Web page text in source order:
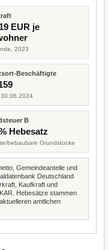
EUR je
2023
Beschäftigte
B
Hebesatz
bebaubare Grundstücke
Gemeindeanteile und
Deutschland
Kaufkraft und
Hebesätze stammen
amtlichen